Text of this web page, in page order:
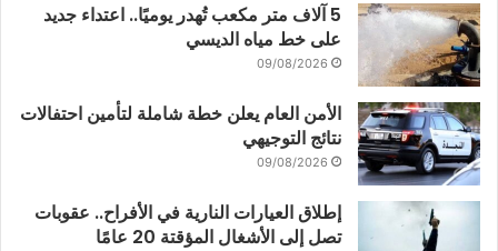
5 آلاف متر مكعب تُهدر يوميًا.. اعتداء جديد
على خط مياه الديسي
09/08/2026
الأمن العام يعلن خطة شاملة لتأمين احتفالات
نتائج التوجيهي
09/08/2026
إطلاق العيارات النارية في الأفراح.. عقوبات
تصل إلى الأشغال المؤقتة 20 عامًا